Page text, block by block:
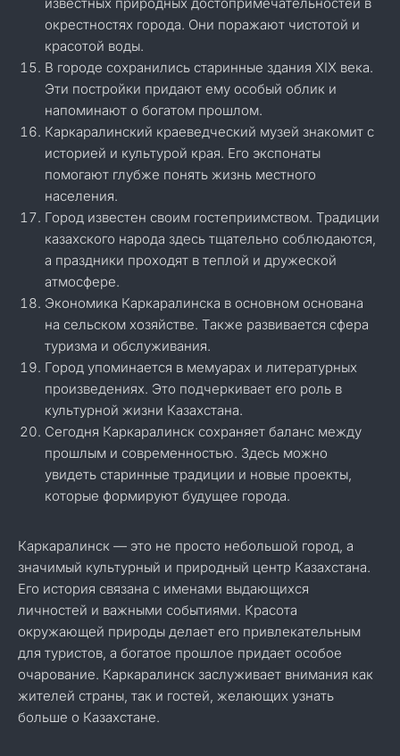
окрестностях города. Они поражают чистотой и
красотой воды.
В городе сохранились старинные здания XIX века.
Эти постройки придают ему особый облик и
напоминают о богатом прошлом.
Каркаралинский краеведческий музей знакомит с
историей и культурой края. Его экспонаты
помогают глубже понять жизнь местного
населения.
Город известен своим гостеприимством. Традиции
казахского народа здесь тщательно соблюдаются,
а праздники проходят в теплой и дружеской
атмосфере.
Экономика Каркаралинска в основном основана
на сельском хозяйстве. Также развивается сфера
туризма и обслуживания.
Город упоминается в мемуарах и литературных
произведениях. Это подчеркивает его роль в
культурной жизни Казахстана.
Сегодня Каркаралинск сохраняет баланс между
прошлым и современностью. Здесь можно
увидеть старинные традиции и новые проекты,
которые формируют будущее города.
Каркаралинск — это не просто небольшой город, а
значимый культурный и природный центр Казахстана.
Его история связана с именами выдающихся
личностей и важными событиями. Красота
окружающей природы делает его привлекательным
для туристов, а богатое прошлое придает особое
очарование. Каркаралинск заслуживает внимания как
жителей страны, так и гостей, желающих узнать
больше о Казахстане.